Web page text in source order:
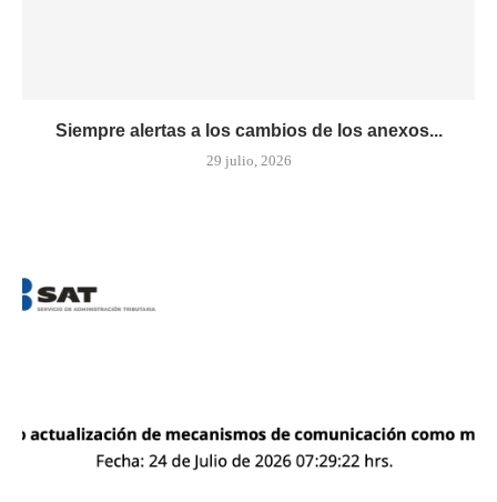
Siempre alertas a los cambios de los anexos...
29 julio, 2026